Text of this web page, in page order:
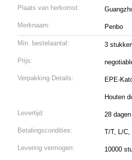
Plaats van herkomst:
Merknaam: Penbo
Min. bestelaantal: 3
Prijs:
Verpakking Details: EPE-
Houten
Levertijd: 28 dagen
Betalingscondities: T/T, L/C,
Levering vermogen: 10000